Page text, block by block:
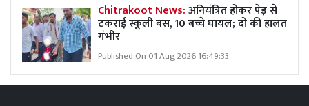
Chitrakoot News:अनियंत्रित होकर पेड़ से
टकराई स्कूली बस, 10 बच्चे घायल; दो की हालत
गंभीर
Published On 01 Aug 2026 16:49:33